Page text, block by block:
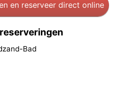
en reserveer direct online
Bad